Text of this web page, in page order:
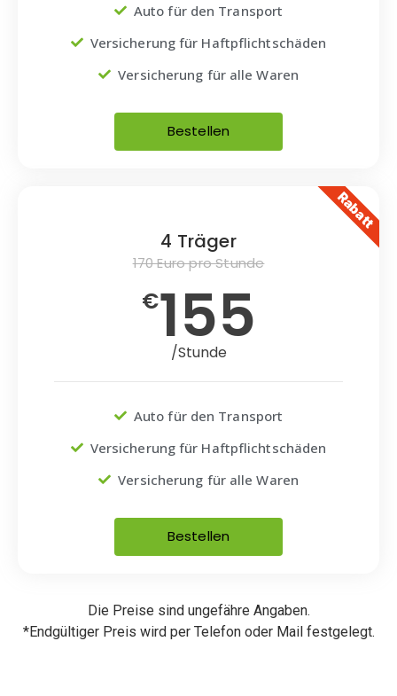
Auto für den Transport
Versicherung für Haftpflichtschäden
Versicherung für alle Waren
Bestellen
4 Träger
170 Euro pro Stunde
€155
/Stunde
Auto für den Transport
Versicherung für Haftpflichtschäden
Versicherung für alle Waren
Bestellen
Rabatt
Die Preise sind ungefähre Angaben.
*Endgültiger Preis wird per Telefon oder Mail festgelegt.